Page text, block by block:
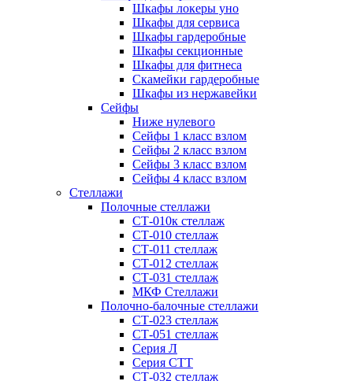
Шкафы локеры уно
Шкафы для сервиса
Шкафы гардеробные
Шкафы секционные
Шкафы для фитнеса
Скамейки гардеробные
Шкафы из нержавейки
Сейфы
Ниже нулевого
Сейфы 1 класс взлом
Сейфы 2 класс взлом
Сейфы 3 класс взлом
Сейфы 4 класс взлом
Стеллажи
Полочные стеллажи
СТ-010к стеллаж
СТ-010 стеллаж
СТ-011 стеллаж
СТ-012 стеллаж
СТ-031 стеллаж
МКФ Стеллажи
Полочно-балочные стеллажи
СТ-023 стеллаж
СТ-051 стеллаж
Серия Л
Серия СТТ
СТ-032 стеллаж